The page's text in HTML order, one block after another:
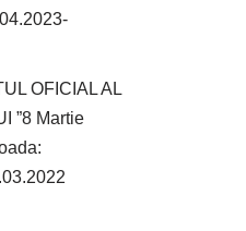
OFICIAL AL
”8 Martie